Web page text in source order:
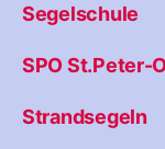
Segelschule
SPO St.Peter-
Strandsegeln